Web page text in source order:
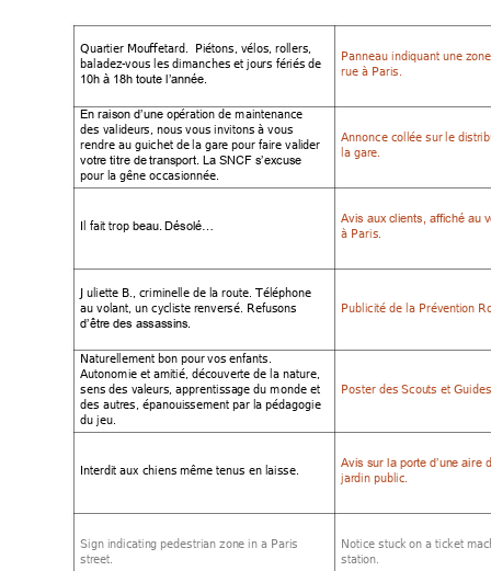
Quartier Mouffetard.  Piétons, vélos, rollers,
baladez-vous les dimanches et jours fériés de
10h à 18h toute l’année.
Panneau indiquant une
rue à Paris.
En raison d’une opération de maintenance
des valideurs, nous vous invitons à vous
rendre au guichet de la gare pour faire valider
votre titre de transport. La SNCF s’excuse
pour la gêne occasionnée.
Annonce collée sur le
la gare.
Il fait trop beau. Désolé…
Avis aux clients, affiché au
à Paris.
Juliette B., criminelle de la route. Téléphone
au volant, un cycliste renversé. Refusons
d’être des assassins.
Publicité de la Prévention
Naturellement bon pour vos enfants.
Autonomie et amitié, découverte de la nature,
sens des valeurs, apprentissage du monde et
des autres, épanouissement par la pédagogie
du jeu.
Poster des Scouts et
Interdit aux chiens même tenus en laisse. Avis sur la porte d’une aire
jardin public.
Sign indicating pedestrian zone in a Paris
street.
Notice stuck on a ticket
station.